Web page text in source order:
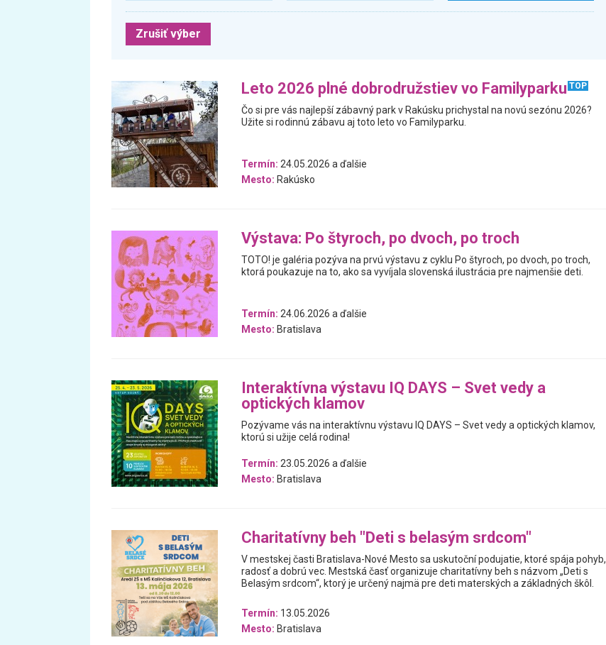
Zrušiť výber
Leto 2026 plné dobrodružstiev vo Familyparku TOP
Čo si pre vás najlepší zábavný park v Rakúsku prichystal na novú sezónu 2026?
Užite si rodinnú zábavu aj toto leto vo Familyparku.
Termín: 24.05.2026 a ďalšie
Mesto: Rakúsko
Výstava: Po štyroch, po dvoch, po troch
TOTO! je galéria pozýva na prvú výstavu z cyklu Po štyroch, po dvoch, po troch,
ktorá poukazuje na to, ako sa vyvíjala slovenská ilustrácia pre najmenšie deti.
Termín: 24.06.2026 a ďalšie
Mesto: Bratislava
Interaktívna výstavu IQ DAYS – Svet vedy a
optických klamov
Pozývame vás na interaktívnu výstavu IQ DAYS – Svet vedy a optických klamov,
ktorú si užije celá rodina!
Termín: 23.05.2026 a ďalšie
Mesto: Bratislava
Charitatívny beh "Deti s belasým srdcom"
V mestskej časti Bratislava-Nové Mesto sa uskutoční podujatie, ktoré spája pohyb,
radosť a dobrú vec. Mestská časť organizuje charitatívny beh s názvom „Deti s
Belasým srdcom“, ktorý je určený najmä pre deti materských a základných škôl.
Termín: 13.05.2026
Mesto: Bratislava